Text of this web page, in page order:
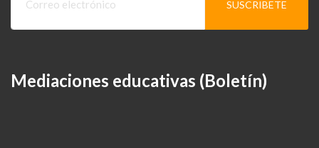
Mediaciones educativas (Boletín)